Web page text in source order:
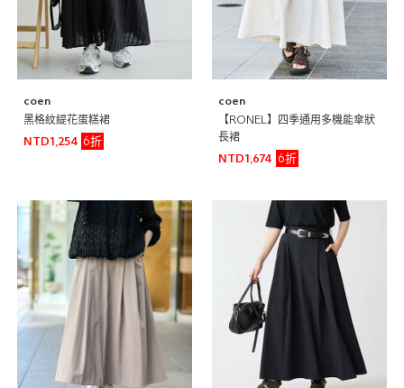
coen
黑格紋緹花蛋糕裙
NTD1,254
6折
coen
【RONEL】四季通用多機能傘狀
長裙
NTD1,674
6折